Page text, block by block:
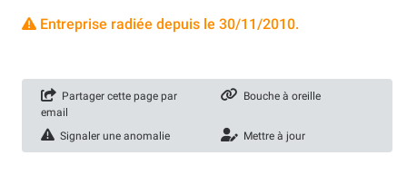
Entreprise radiée depuis le 30/11/2010.
Partager cette page par
email
Bouche à oreille
Signaler une anomalie Mettre à jour